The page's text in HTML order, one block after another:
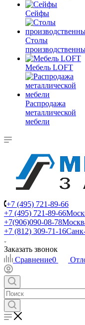
Сейфы
Столы
Мебель LOFT
Распродажа
металлической
мебели
+7 (495) 721-89-66
+7 (495) 721-89-66
+7(906)090-08-78
+7 (812) 309-71-16
Заказать звонок
Сравнение0